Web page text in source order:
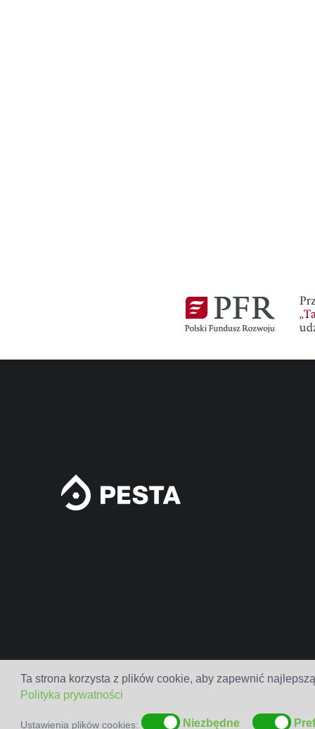
Ta strona korzysta z plików cookie, aby zapewnić
Polityka prywatności
Ustawienia plików cookies: Niezbędne